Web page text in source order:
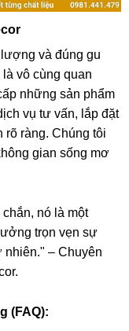
và đúng gu
vô cùng quan
những sản phẩm
vụ tư vấn, lắp đặt
rõ ràng. Chúng tôi
gian sống mơ
nó là một
trọn vẹn sự
nhiên." – Chuyên
(FAQ):